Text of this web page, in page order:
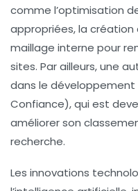
comme l’optimisation
appropriées, la création
maillage interne pour
sites. Par ailleurs, une
dans le développement
Confiance), qui est
améliorer son
recherche.
Les innovations